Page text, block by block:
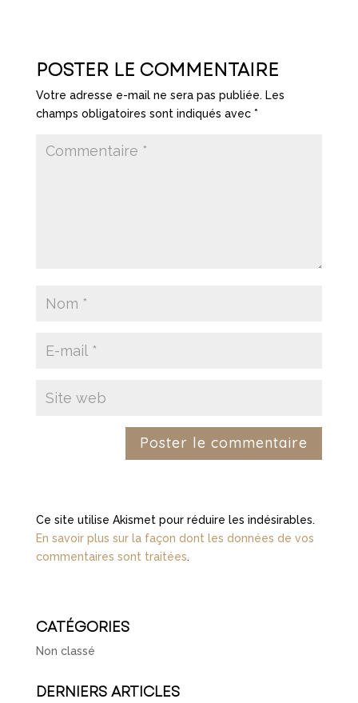
POSTER LE COMMENTAIRE
Votre adresse e-mail ne sera pas publiée. Les
champs obligatoires sont indiqués avec *
Ce site utilise Akismet pour réduire les indésirables.
En savoir plus sur la façon dont les données de vos
commentaires sont traitées.
CATÉGORIES
Non classé
DERNIERS ARTICLES